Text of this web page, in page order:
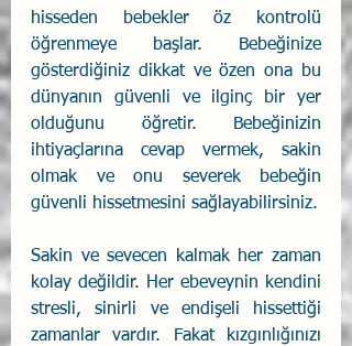
hisseden bebekler öz kontrolü
öğrenmeye başlar. Bebeğinize
gösterdiğiniz dikkat ve özen ona bu
dünyanın güvenli ve ilginç bir yer
olduğunu öğretir. Bebeğinizin
ihtiyaçlarına cevap vermek, sakin
olmak ve onu severek bebeğin
güvenli hissetmesini sağlayabilirsiniz.
Sakin ve sevecen kalmak her zaman
kolay değildir. Her ebeveynin kendini
stresli, sinirli ve endişeli hissettiği
zamanlar vardır. Fakat kızgınlığınızı